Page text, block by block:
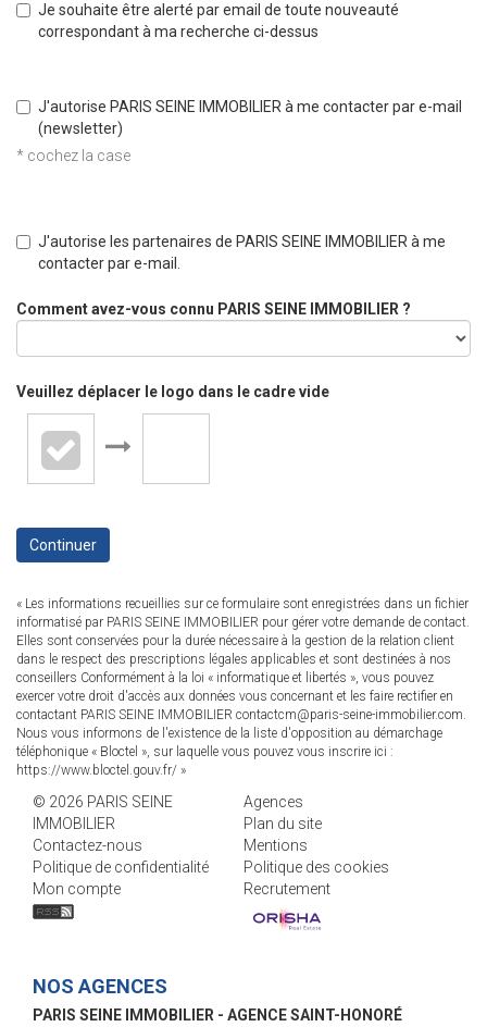
Je souhaite être alerté par email de toute nouveauté
correspondant à ma recherche ci-dessus
J'autorise PARIS SEINE IMMOBILIER à me contacter par e-mail
(newsletter)
* cochez la case
J'autorise les partenaires de PARIS SEINE IMMOBILIER à me
contacter par e-mail.
Comment avez-vous connu PARIS SEINE IMMOBILIER ?
Veuillez déplacer le logo dans le cadre vide
Continuer
« Les informations recueillies sur ce formulaire sont enregistrées dans un fichier
informatisé par PARIS SEINE IMMOBILIER pour gérer votre demande de contact.
Elles sont conservées pour la durée nécessaire à la gestion de la relation client
dans le respect des prescriptions légales applicables et sont destinées à nos
conseillers Conformément à la loi « informatique et libertés », vous pouvez
exercer votre droit d'accès aux données vous concernant et les faire rectifier en
contactant PARIS SEINE IMMOBILIER contactcm@paris-seine-immobilier.com.
Nous vous informons de l'existence de la liste d'opposition au démarchage
téléphonique « Bloctel », sur laquelle vous pouvez vous inscrire ici :
https://www.bloctel.gouv.fr/ »
© 2026 PARIS SEINE
IMMOBILIER
Agences
Plan du site
Contactez-nous
Mentions
Politique de confidentialité
Politique des cookies
Mon compte
Recrutement
NOS AGENCES
PARIS SEINE IMMOBILIER - AGENCE SAINT-HONORÉ